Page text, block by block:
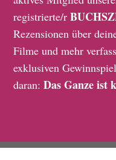
registrierte/r
Rezensionen über
Filme und mehr
exklusiven
daran:Das Ganze ist